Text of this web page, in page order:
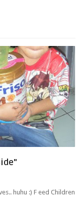
huhu :) F eed Children